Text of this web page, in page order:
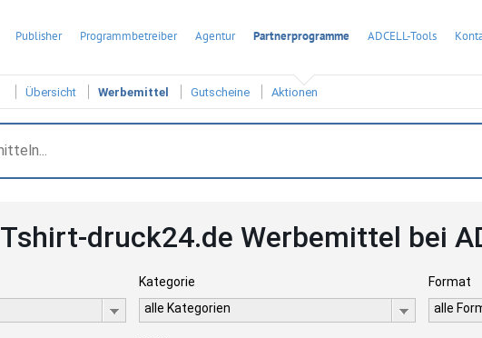
Publisher Programmbetreiber Agentur Partnerprogramme ADCELL-Tools
Übersicht Werbemittel Gutscheine Aktionen
Tshirt-druck24.de Werbemittel bei
Kategorie
alle Kategorien
Format
alle